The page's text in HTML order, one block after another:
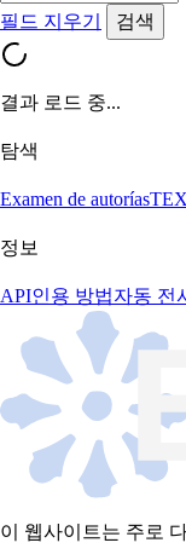
필드 지우기 검색
결과 로드 중...
탐색
Examen de autorías
정보
API인용 방법자동 전
이 웹사이트는 주로